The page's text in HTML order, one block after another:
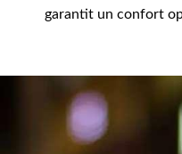
garantit un confort